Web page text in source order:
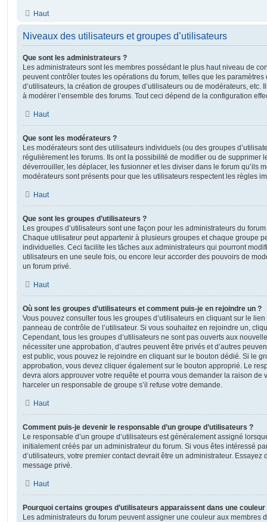
Haut
Niveaux des utilisateurs et groupes d’utilisateurs
Que sont les administrateurs ?
Les administrateurs sont les membres possédant le plus haut niveau de
peuvent contrôler toutes les opérations du forum, telles que les
d’utilisateurs, la création de groupes d’utilisateurs ou de modérateurs, etc.
à modérer l’ensemble des forums. Tout ceci dépend de la configuration
Haut
Que sont les modérateurs ?
Les modérateurs sont des utilisateurs individuels (ou des groupes
régulièrement les forums. Ils ont la possibilité de modifier ou de supprimer
déverrouiller, les déplacer, les fusionner et les diviser dans le forum qu’ils
modérateurs sont présents pour que les utilisateurs respectent les règles
Haut
Que sont les groupes d’utilisateurs ?
Les groupes d’utilisateurs sont une façon pour les administrateurs du
Chaque utilisateur peut appartenir à plusieurs groupes et chaque groupe
individuelles. Ceci facilite les tâches aux administrateurs qui pourront
utilisateurs en une seule fois, ou encore leur accorder des pouvoirs de
un forum privé.
Haut
Où sont les groupes d’utilisateurs et comment puis-je en rejoindre un ?
Vous pouvez consulter tous les groupes d’utilisateurs en cliquant sur le
panneau de contrôle de l’utilisateur. Si vous souhaitez en rejoindre un,
Cependant, tous les groupes d’utilisateurs ne sont pas ouverts aux
nécessiter une approbation, d’autres peuvent être privés et d’autres
est public, vous pouvez le rejoindre en cliquant sur le bouton dédié. Si le
approbation, vous devez cliquer également sur le bouton approprié. Le
devra alors approuver votre requête et pourra vous demander la raison de
harceler un responsable de groupe s’il refuse votre demande.
Haut
Comment puis-je devenir le responsable d’un groupe d’utilisateurs ?
Le responsable d’un groupe d’utilisateurs est généralement assigné
initialement créés par un administrateur du forum. Si vous êtes intéressé
d’utilisateurs, votre premier contact devrait être un administrateur.
message privé.
Haut
Pourquoi certains groupes d’utilisateurs apparaissent dans une
Les administrateurs du forum peuvent assigner une couleur aux membres